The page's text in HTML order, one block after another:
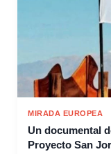
MIRADA EUROPEA
Un documental
Proyecto San